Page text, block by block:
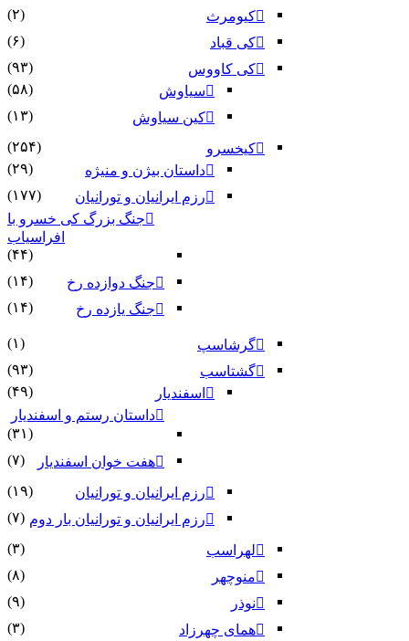
کیومرث
(۲)
کی قباد
(۶)
کی کاووس
(۹۳)
سیاوش
(۵۸)
کین سیاوش
(۱۳)
کیخسرو
(۲۵۴)
داستان بیژن و منیژه
(۲۹)
رزم ایرانیان و تورانیان
(۱۷۷)
جنگ بزرگ کی خسرو با
افراسیاب
(۴۴)
جنگ دوازده رخ
(۱۴)
جنگ یازده رخ
(۱۴)
گرشاسپ
(۱)
گشتاسب
(۹۳)
اسفندیار
(۴۹)
داستان رستم و اسفندیار
(۳۱)
هفت خوان اسفندیار
(۷)
رزم ایرانیان و تورانیان
(۱۹)
رزم ایرانیان و تورانیان بار دوم (۷)
لهراسب
(۳)
منوچهر
(۸)
نوذر
(۹)
هماى چهرزاد
(۳)